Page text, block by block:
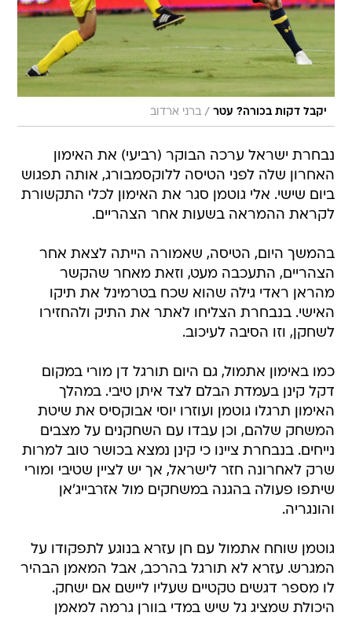
יקבל דקות בכורה? עטר / ברני ארדוב
נבחרת ישראל ערכה הבוקר (רביעי) את האימון
האחרון שלה לפני הטיסה ללוקסמבורג, אותה תפגוש
ביום שישי. אלי גוטמן סגר את האימון לכלי התקשורת
לקראת ההמראה בשעות אחר הצהריים.
בהמשך היום, הטיסה, שאמורה הייתה לצאת אחר
הצהריים, התעכבה מעט, וזאת מאחר שהקשר
מהראן ראדי גילה שהוא שכח בטרמינל את תיקו
האישי. בנבחרת הצליחו לאתר את התיק ולהחזירו
לשחקן, וזו הסיבה לעיכוב.
כמו באימון אתמול, גם היום תורגל דן מורי במקום
דקל קינן בעמדת הבלם לצד איתן טיבי. במהלך
האימון תרגלו גוטמן ועוזרו יוסי אבוקסיס את שיטת
המשחק שלהם, וכן עבדו עם השחקנים על מצבים
נייחים. בנבחרת ציינו כי קינן נמצא בכושר טוב למרות
שרק לאחרונה חזר לישראל, אך יש לציין שטיבי ומורי
שיתפו פעולה בהגנה במשחקים מול אזרבייג'אן
והונגריה.
גוטמן שוחח אתמול עם חן עזרא בנוגע לתפקודו על
המגרש. עזרא לא תורגל בהרכב, אבל המאמן הבהיר
לו מספר דגשים טקטיים שעליו ליישם אם ישחק.
היכולת שמציג גל שיש במדי בוורן גרמה למאמן